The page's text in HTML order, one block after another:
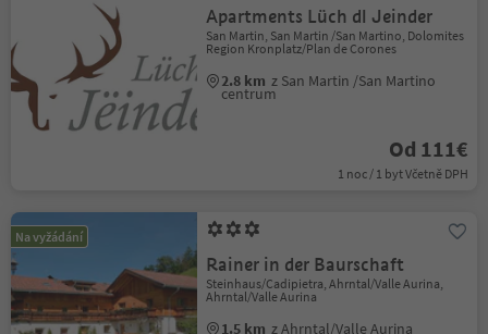
Apartments Lüch dl Jeinder
San Martin, San Martin /San Martino, Dolomites
Region Kronplatz/Plan de Corones
2.8 km z San Martin /San Martino
centrum
Od 111€
1 noc / 1 byt Včetně DPH
Na vyžádání
Rainer in der Baurschaft
Steinhaus/Cadipietra, Ahrntal/Valle Aurina,
Ahrntal/Valle Aurina
1.5 km z Ahrntal/Valle Aurina